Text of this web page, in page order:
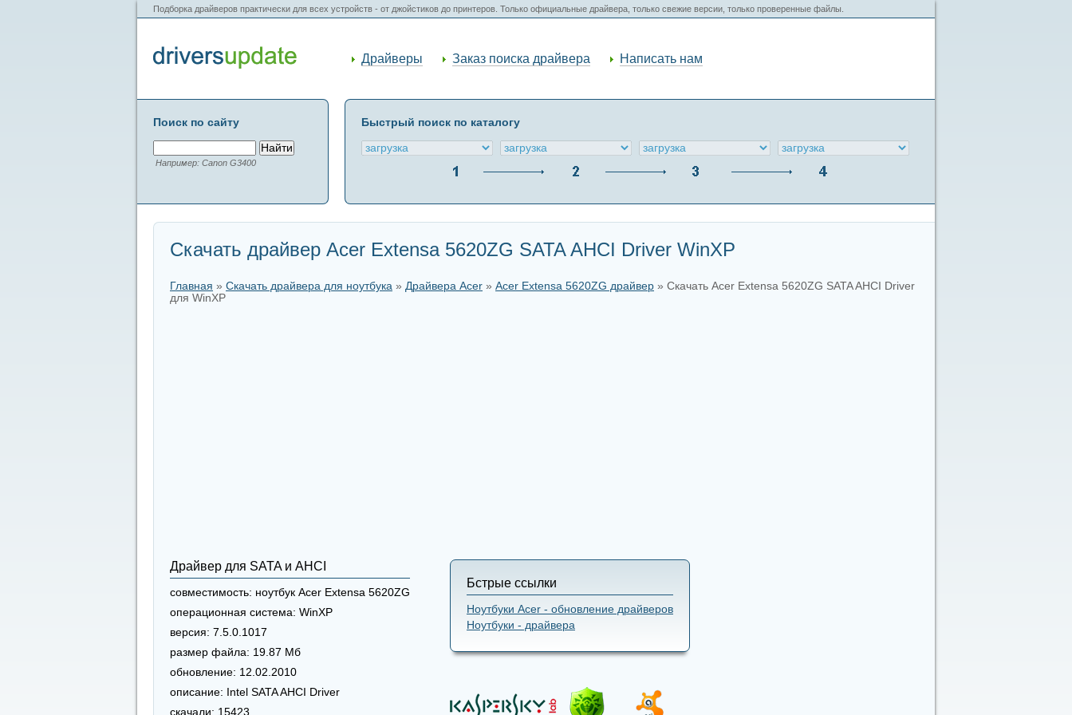
Подборка драйверов практически для всех устройств - от джойстиков до принтеров. Только официальные драйвера, только свежие версии, только проверенные файлы.
Драйверы Заказ поиска драйвера Написать нам
Поиск по сайту
Например: Canon G3400
Быстрый поиск по каталогу
Скачать драйвер Acer Extensa 5620ZG SATA AHCI Driver WinXP
Главная » Скачать драйвера для ноутбука » Драйвера Acer » Acer Extensa 5620ZG драйвер » Скачать Acer Extensa 5620ZG SATA AHCI Driver
для WinXP
Драйвер для SATA и AHCI
совместимость: ноутбук Acer Extensa 5620ZG
операционная система: WinXP
версия: 7.5.0.1017
размер файла: 19.87 Мб
обновление: 12.02.2010
описание: Intel SATA AHCI Driver
скачали: 15423
Бстрые ссылки
Ноутбуки Acer - обновление драйверов
Ноутбуки - драйвера